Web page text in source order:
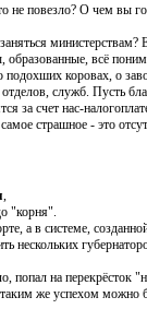
не повезло? О чем вы
министерствам?
всё
подохших коровах, о
служб. Пусть
за счет нас-
страшное - это
"корня".
а в системе,
нескольких
попал на перекрёсток
же успехом можно